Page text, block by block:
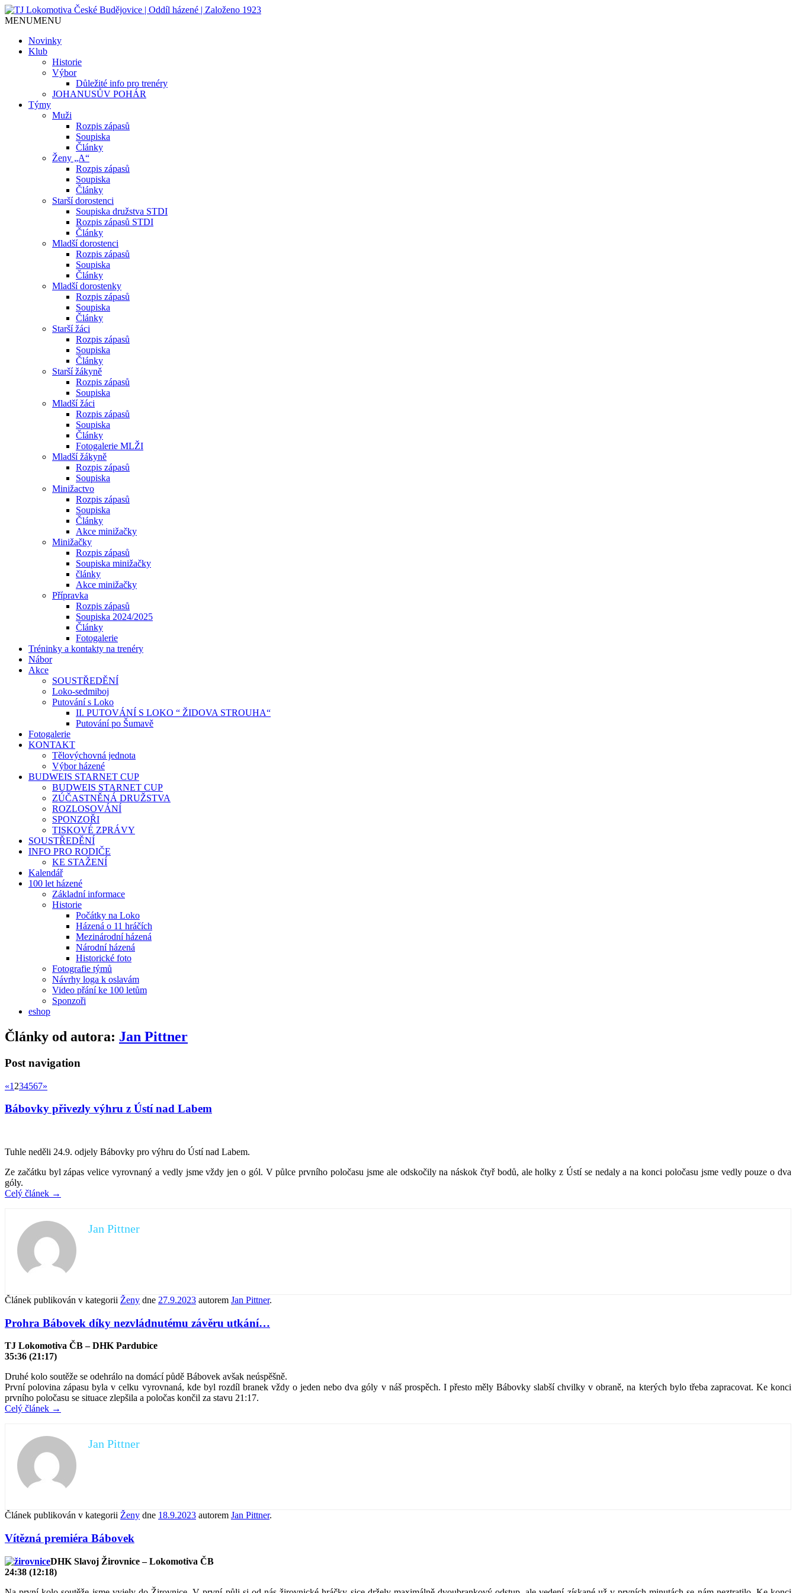
TJ Lokomotiva České Budějovice | Oddíl házené | Založeno 1923
Jediný házenkářský klub v Českých Budějovicích, založen 1923.
MENUMENU
Novinky
Klub
Historie
Výbor
Důležité info pro trenéry
JOHANUSŮV POHÁR
Týmy
Muži
Rozpis zápasů
Soupiska
Články
Ženy „A“
Rozpis zápasů
Soupiska
Články
Starší dorostenci
Soupiska družstva STDI
Rozpis zápasů STDI
Články
Mladší dorostenci
Rozpis zápasů
Soupiska
Články
Mladší dorostenky
Rozpis zápasů
Soupiska
Články
Starší žáci
Rozpis zápasů
Soupiska
Články
Starší žákyně
Rozpis zápasů
Soupiska
Mladší žáci
Rozpis zápasů
Soupiska
Články
Fotogalerie MLŽI
Mladší žákyně
Rozpis zápasů
Soupiska
Minižactvo
Rozpis zápasů
Soupiska
Články
Akce minižačky
Minižačky
Rozpis zápasů
Soupiska minižačky
články
Akce minižačky
Přípravka
Rozpis zápasů
Soupiska 2024/2025
Články
Fotogalerie
Tréninky a kontakty na trenéry
Nábor
Akce
SOUSTŘEDĚNÍ
Loko-sedmiboj
Putování s Loko
II. PUTOVÁNÍ S LOKO “ ŽIDOVA STROUHA“
Putování po Šumavě
Fotogalerie
KONTAKT
Tělovýchovná jednota
Výbor házené
BUDWEIS STARNET CUP
BUDWEIS STARNET CUP
ZÚČASTNĚNÁ DRUŽSTVA
ROZLOSOVÁNÍ
SPONZOŘI
TISKOVÉ ZPRÁVY
SOUSTŘEDĚNÍ
INFO PRO RODIČE
KE STAŽENÍ
Kalendář
100 let házené
Základní informace
Historie
Počátky na Loko
Házená o 11 hráčích
Mezinárodní házená
Národní házená
Historické foto
Fotografie týmů
Návrhy loga k oslavám
Video přání ke 100 letům
Sponzoři
eshop
Články od autora: Jan Pittner
Post navigation
«1 234567»
Bábovky přivezly výhru z Ústí nad Labem
Tuhle neděli 24.9. odjely Bábovky pro výhru do Ústí nad Labem.
Ze začátku byl zápas velice vyrovnaný a vedly jsme vždy jen o gól. V půlce prvního poločasu jsme ale odskočily na náskok čtyř bodů, ale holky z Ústí se nedaly a na konci poločasu jsme vedly pouze o dva
góly.
Celý článek →
Jan Pittner
Článek publikován v kategorii Ženy dne 27.9.2023 autorem Jan Pittner.
Prohra Bábovek díky nezvládnutému závěru utkání…
TJ Lokomotiva ČB – DHK Pardubice
35:36 (21:17)
Druhé kolo soutěže se odehrálo na domácí půdě Bábovek avšak neúspěšně.
První polovina zápasu byla v celku vyrovnaná, kde byl rozdíl branek vždy o jeden nebo dva góly v náš prospěch. I přesto měly Bábovky slabší chvilky v obraně, na kterých bylo třeba zapracovat. Ke konci
prvního poločasu se situace zlepšila a poločas končil za stavu 21:17.
Celý článek →
Jan Pittner
Článek publikován v kategorii Ženy dne 18.9.2023 autorem Jan Pittner.
Vítězná premiéra Bábovek
DHK Slavoj Žirovnice – Lokomotiva ČB
24:38 (12:18)